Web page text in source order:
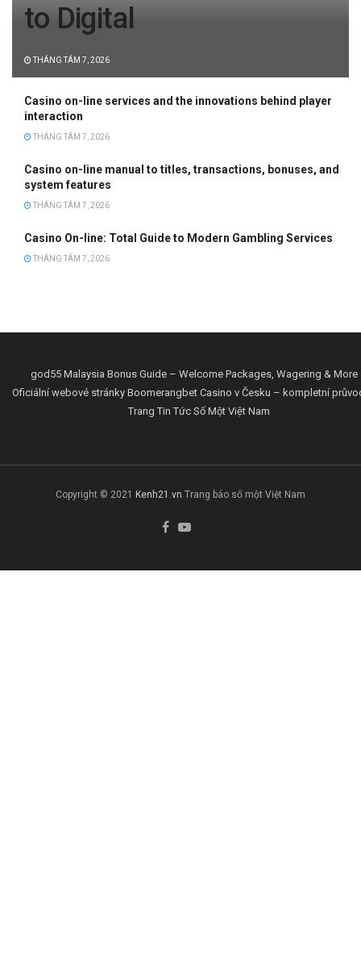
to Digital
THÁNG TÁM 7, 2026
Casino on-line services and the innovations behind player
interaction
THÁNG TÁM 7, 2026
Casino on-line manual to titles, transactions, bonuses, and
system features
THÁNG TÁM 7, 2026
Casino On-line: Total Guide to Modern Gambling Services
THÁNG TÁM 7, 2026
god55 Malaysia Bonus Guide – Welcome Packages, Wagering & More
Oficiální webové stránky Boomerangbet Casino v Česku – kompletní
Trang Tin Tức Số Một Việt Nam
Copyright © 2021 Kenh21.vn Trang báo số một Việt Nam